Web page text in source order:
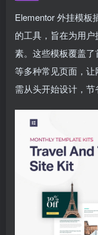
Elementor 外挂模板
的工具，旨在为用
素。这些模板覆盖
等多种常见页面，
需从头开始设计，节